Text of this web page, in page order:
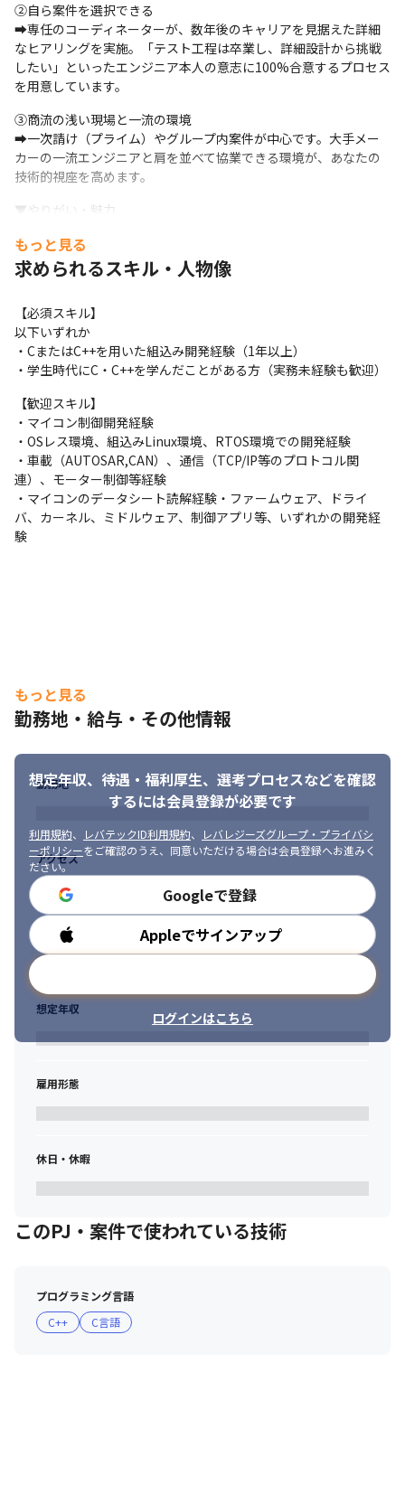
②自ら案件を選択できる
➡︎専任のコーディネーターが、数年後のキャリアを見据えた詳細
なヒアリングを実施。「テスト工程は卒業し、詳細設計から挑戦
したい」といったエンジニア本人の意志に100%合意するプロセス
を用意しています。
③商流の浅い現場と一流の環境
➡︎一次請け（プライム）やグループ内案件が中心です。大手メー
カーの一流エンジニアと肩を並べて協業できる環境が、あなたの
技術的視座を高めます。
▼やりがい・魅力
◎「テスト工程」の卒業と「やりたい」の実現
➡︎「現場ではテストやドキュメント作成が中心で、設計・実装に
キルアップに留まらず、「車に関わりたい」「ロボットを動かし
たい」といった製品へのこだわりも尊重。本人の希望を最優先し
にプロジェクトを決定し、本来の「モノづくり」を実感できる環
境を提供します。
◎会社がキャリアに伴走する「戦略的配属変更」
➡︎「案件選択制」は入り口だけではありません。スキルアップが
頭打ちになったと判断した場合、エンジニアに対して、会社主導
で次のステップへ進むための戦略的配属変更を実施しています。
キャリアの停滞を「会社」が防ぐ仕組みです。
◎自己学習を最大化する「時間の質」
➡︎残業は月平均12.5時間と極めて少なく、技術研鑽や趣味、大切
な人との時間を物理的に確保できます。余裕があるからこそ、次
◎年間休日125日以上・リモートワーク併用（約8割）
➡︎ワークライフバランスを高い水準で維持。第三者的に関与でき
ても適宜フォローを行います。
もっと見る
求められるスキル・人物像
【必須スキル】
以下いずれか
・CまたはC++を用いた組込み開発経験（1年以上）
・学生時代にC・C++を学んだことがある方（実務未経験も歓迎）
【歓迎スキル】
・マイコン制御開発経験
・OSレス環境、組込みLinux環境、RTOS環境での開発経験
・車載（AUTOSAR,CAN）、通信（TCP/IP等のプロトコル関
連）、モーター制御等経験
・マイコンのデータシート読解経験・ファームウェア、ドライ
バ、カーネル、ミドルウェア、制御アプリ等、いずれかの開発経
験
もっと見る
勤務地・給与・その他情報
想定年収、待遇・福利厚生、 選考プロセスなどを確認
するには会員登録が必要です
利用規約、 レバテックID利用規約、
レバレジーズグループ・プライバシ
ーポリシーをご確認のうえ、同意いただける場合は会員登録へお進みく
ださい。
Googleで登録
Appleでサインアップ
ログインはこちら
勤務地
アクセス
勤務時間
想定年収
雇用形態
休日・休暇
このPJ・案件で使われている技術
プログラミング言語
C++
C言語